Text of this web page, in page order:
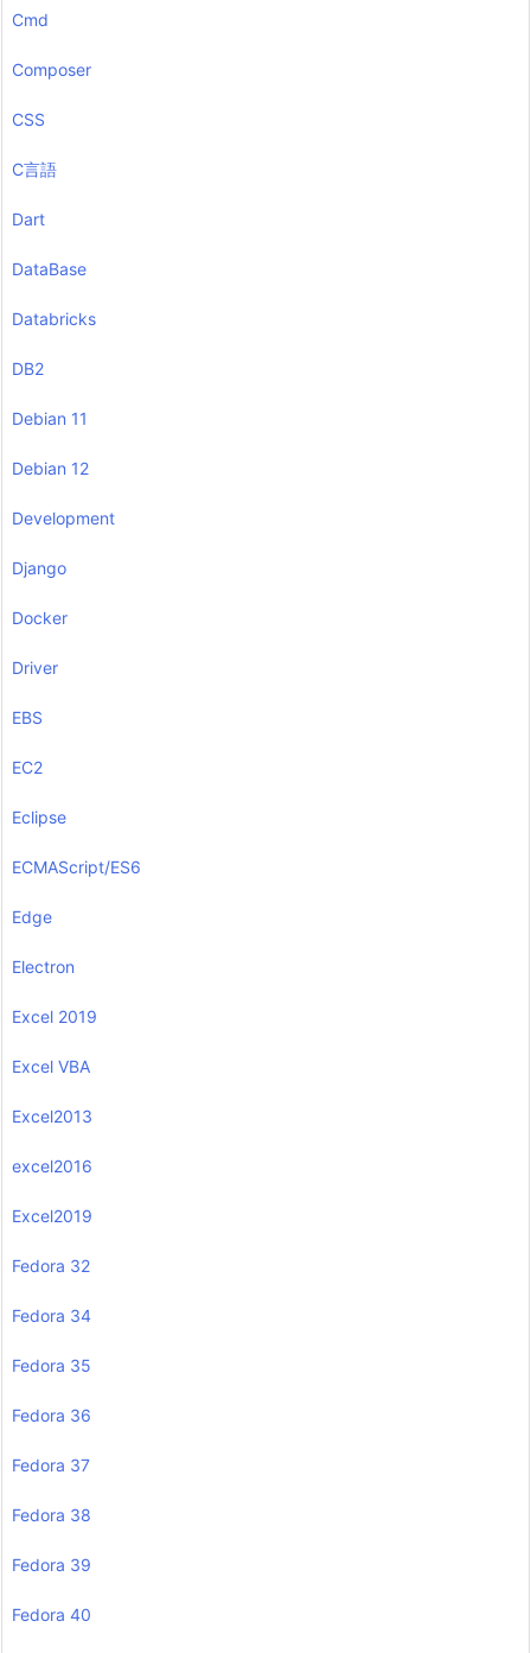
Cmd
Composer
CSS
C言語
Dart
DataBase
Databricks
DB2
Debian 11
Debian 12
Development
Django
Docker
Driver
EBS
EC2
Eclipse
ECMAScript/ES6
Edge
Electron
Excel 2019
Excel VBA
Excel2013
excel2016
Excel2019
Fedora 32
Fedora 34
Fedora 35
Fedora 36
Fedora 37
Fedora 38
Fedora 39
Fedora 40